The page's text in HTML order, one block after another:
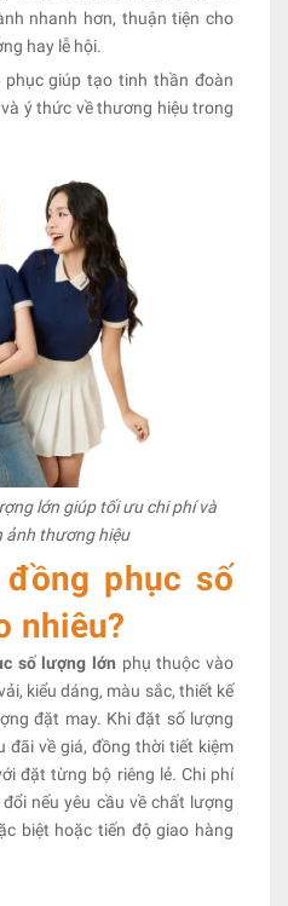
nhanh hơn, thuận tiện cho
hay lễ hội.
phục giúp tạo tinh thần đoàn
ý thức về thương hiệu trong
lớn giúp tối ưu chi phí và
ảnh thương hiệu
phục số
nhiêu?
số lượng lớn phụ thuộc vào
kiểu dáng, màu sắc, thiết kế
đặt may. Khi đặt số lượng
đãi về giá, đồng thời tiết kiệm
đặt từng bộ riêng lẻ. Chi phí
nếu yêu cầu về chất lượng
biệt hoặc tiến độ giao hàng